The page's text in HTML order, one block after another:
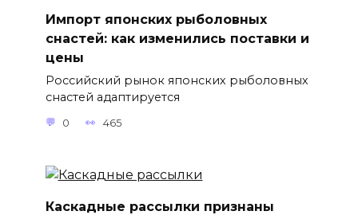
Импорт японских рыболовных
снастей: как изменились поставки и
цены
Российский рынок японских рыболовных
снастей адаптируется
0 465
Каскадные рассылки признаны